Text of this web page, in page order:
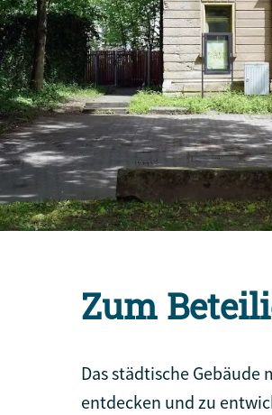
Zum
Das städtische
entdecken und zu